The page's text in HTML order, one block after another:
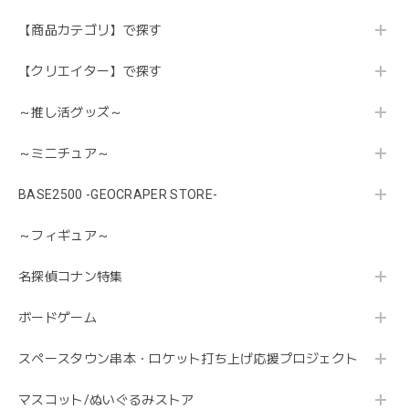
【商品カテゴリ】で探す
【クリエイター】で探す
～推し活グッズ～
～ミニチュア～
BASE2500 -GEOCRAPER STORE-
～フィギュア～
名探偵コナン特集
ボードゲーム
スペースタウン串本・ロケット打ち上げ応援プロジェクト
マスコット/ぬいぐるみストア